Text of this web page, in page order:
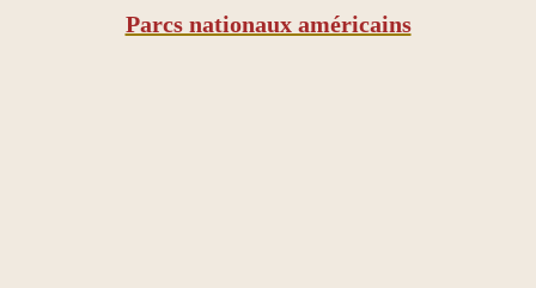
Parcs nationaux américains